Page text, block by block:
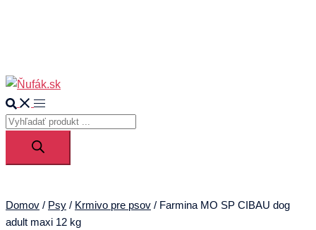
SearchToggle
menu
Products
search
Domov / Psy / Krmivo pre psov / Farmina MO SP CIBAU dog
adult maxi 12 kg